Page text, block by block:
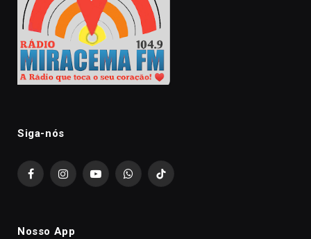
Siga-nós
FacebookInstagramYouTubeWhatsAppTikTok
Nosso App